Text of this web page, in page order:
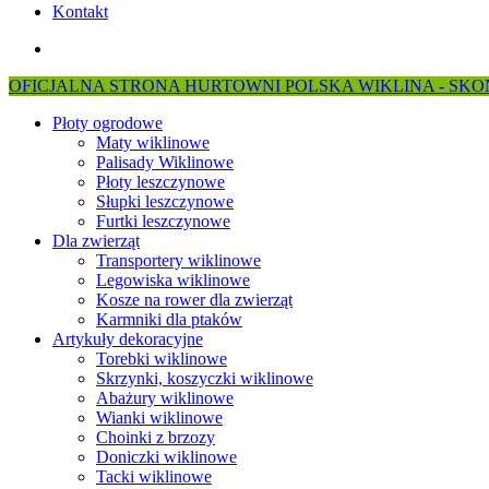
Kontakt
OFICJALNA STRONA HURTOWNI POLSKA WIKLINA -
Płoty ogrodowe
Maty wiklinowe
Palisady Wiklinowe
Płoty leszczynowe
Słupki leszczynowe
Furtki leszczynowe
Dla zwierząt
Transportery wiklinowe
Legowiska wiklinowe
Kosze na rower dla zwierząt
Karmniki dla ptaków
Artykuły dekoracyjne
Torebki wiklinowe
Skrzynki, koszyczki wiklinowe
Abażury wiklinowe
Wianki wiklinowe
Choinki z brzozy
Doniczki wiklinowe
Tacki wiklinowe